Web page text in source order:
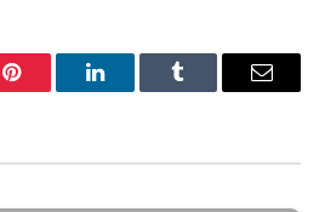
Pinterest LinkedInTumblr Email